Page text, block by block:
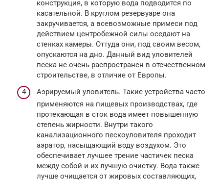
конструкция, в которую вода подводится по
касательной. В круглом резервуаре она
закручивается, а всевозможные примеси под
действием центробежной силы оседают на
стенках камеры. Оттуда они, под своим весом,
опускаются на дно. Данный вид уловителей
песка не очень распространен в отечественном
строительстве, в отличие от Европы.
Аэрируемый уловитель. Такие устройства часто
применяются на пищевых производствах, где
протекающая в сток вода имеет повышенную
степень жирности. Внутри такого
канализационного пескоуловителя проходит
аэратор, насыщающий воду воздухом. Это
обеспечивает лучшее трение частичек песка
между собой и их лучшую очистку. Вода также
лучше очищается от жировых составляющих,